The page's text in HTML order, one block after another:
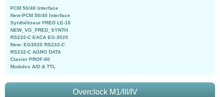
PCM 50/40 Interface
New-PCM 50/40 Interface
Synthétiseur FRED LE-16
NEW_VG_FRED_SYNTH
RS232-C EACA EG-3020
New- EG3020 RS232-C
RS232-C AGRO DATA
Clavier PROF-80
Modules A/D & TTL
Overclock M1/III/IV